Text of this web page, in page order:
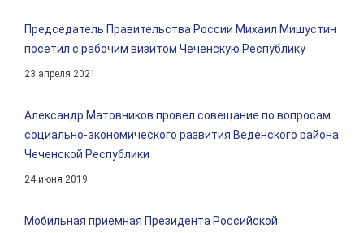
Председатель Правительства России Михаил Мишустин
посетил с рабочим визитом Чеченскую Республику
23 апреля 2021
Александр Матовников провел совещание по вопросам
социально-экономического развития Веденского района
Чеченской Республики
24 июня 2019
Мобильная приемная Президента Российской